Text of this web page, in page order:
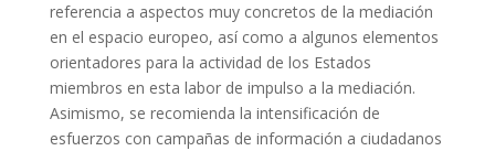
referencia a aspectos muy concretos de la mediación
en el espacio europeo, así como a algunos elementos
orientadores para la actividad de los Estados
miembros en esta labor de impulso a la mediación.
Asimismo, se recomienda la intensificación de
esfuerzos con campañas de información a ciudadanos